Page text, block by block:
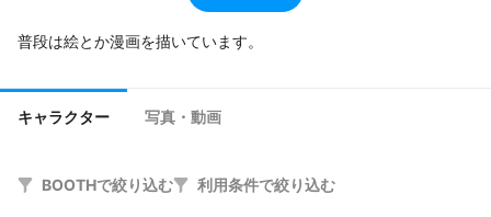
普段は絵とか漫画を描いています。
キャラクター 写真・動画
BOOTHで絞り込む 利用条件で絞り込む